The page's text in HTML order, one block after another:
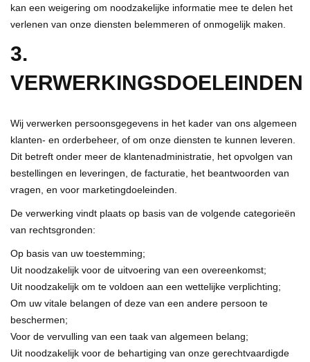
kan een weigering om noodzakelijke informatie mee te delen het
verlenen van onze diensten belemmeren of onmogelijk maken.
3.
VERWERKINGSDOELEINDEN
Wij verwerken persoonsgegevens in het kader van ons algemeen
klanten- en orderbeheer, of om onze diensten te kunnen leveren.
Dit betreft onder meer de klantenadministratie, het opvolgen van
bestellingen en leveringen, de facturatie, het beantwoorden van
vragen, en voor marketingdoeleinden.
De verwerking vindt plaats op basis van de volgende categorieën
van rechtsgronden:
Op basis van uw toestemming;
Uit noodzakelijk voor de uitvoering van een overeenkomst;
Uit noodzakelijk om te voldoen aan een wettelijke verplichting;
Om uw vitale belangen of deze van een andere persoon te
beschermen;
Voor de vervulling van een taak van algemeen belang;
Uit noodzakelijk voor de behartiging van onze gerechtvaardigde